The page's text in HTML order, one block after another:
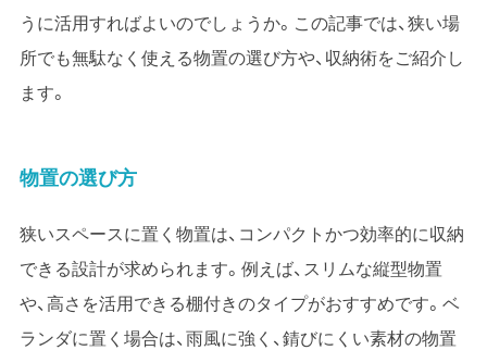
うに活用すればよいのでしょうか。この記事では、狭い場
所でも無駄なく使える物置の選び方や、収納術をご紹介し
ます。
物置の選び方
狭いスペースに置く物置は、コンパクトかつ効率的に収納
できる設計が求められます。例えば、スリムな縦型物置
や、高さを活用できる棚付きのタイプがおすすめです。ベ
ランダに置く場合は、雨風に強く、錆びにくい素材の物置